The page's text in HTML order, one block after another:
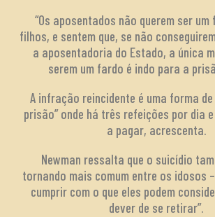
“Os aposentados não querem ser
filhos, e sentem que, se não
a aposentadoria do Estado, a única
serem um fardo é indo para a
A infração reincidente é uma forma
prisão” onde há três refeições por dia
a pagar, acrescenta.
Newman ressalta que o suicídio
tornando mais comum entre os idosos
cumprir com o que eles podem
dever de se retirar”.